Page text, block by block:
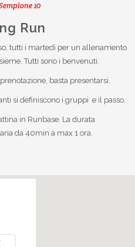
10
Run
tutti i martedì per un allenamento
Tutti sono i benvenuti.
basta presentarsi.
si definiscono i gruppi e il passo.
in Runbase. La durata
da 40min a max 1 ora.